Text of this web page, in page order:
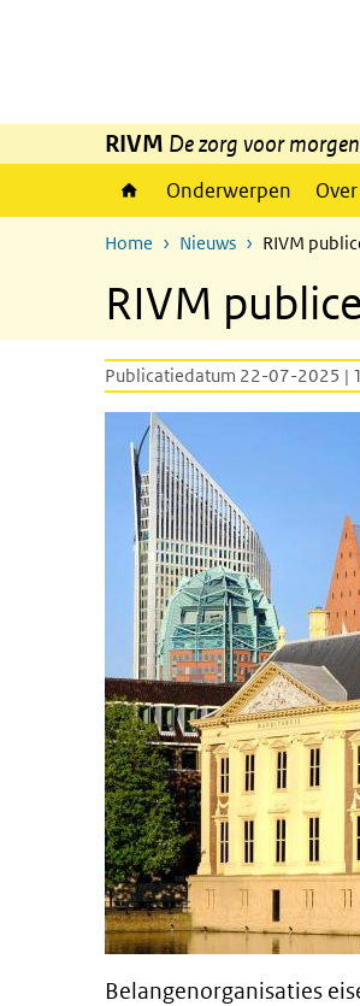
RIVM De zorg voor morgen
Onderwerpen
Home Nieuws RIVM
RIVM
Publicatiedatum 22-07-2025 |
Belangenorganisaties